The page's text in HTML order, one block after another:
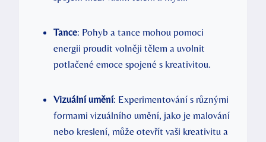
Tance: Pohyb a tance⁢ mohou pomoci
energii proudit​ volněji tělem a‌ uvolnit
potlačené emoce spojené s ⁢kreativitou.
Vizuální umění: Experimentování ⁢s různými
formami vizuálního ⁢umění, jako je malování
nebo kreslení, může otevřít vaši kreativitu a‌